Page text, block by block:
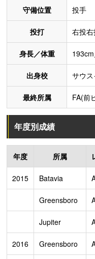
守備位置 投手
投打 右投
身長／体重
出身校 サウ
最終所属 FA(前
年度別成績
年度 所属
2015 Batavia
Greensboro
Jupiter
2016 Greensboro